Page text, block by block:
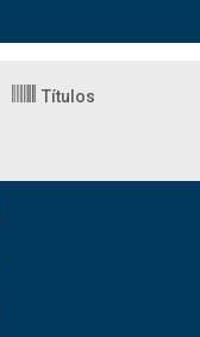
Títulos